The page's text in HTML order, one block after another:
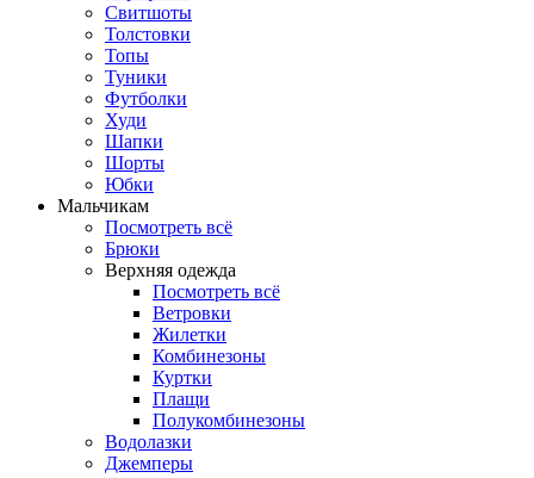
Свитшоты
Толстовки
Топы
Туники
Футболки
Худи
Шапки
Шорты
Юбки
Мальчикам
Посмотреть всё
Брюки
Верхняя одежда
Посмотреть всё
Ветровки
Жилетки
Комбинезоны
Куртки
Плащи
Полукомбинезоны
Водолазки
Джемперы